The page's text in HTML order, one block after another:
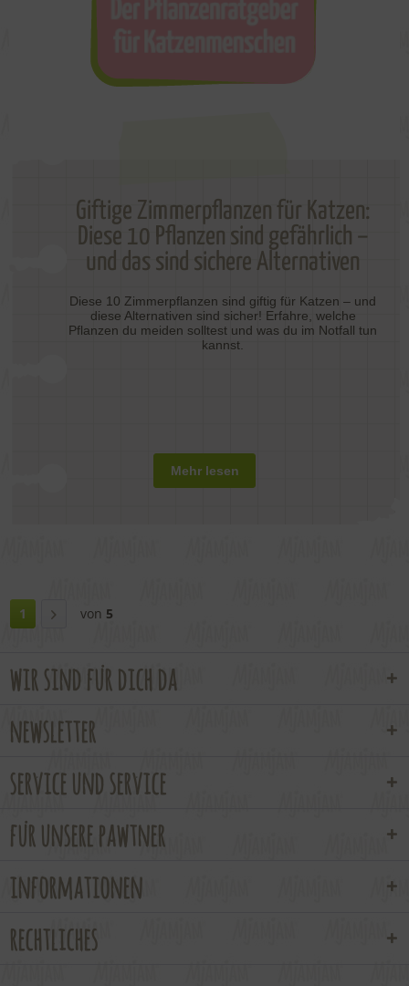
Giftige Zimmerpflanzen für Katzen:
Diese 10 Pflanzen sind gefährlich –
und das sind sichere Alternativen
Diese 10 Zimmerpflanzen sind giftig für Katzen – und
diese Alternativen sind sicher! Erfahre, welche
Pflanzen du meiden solltest und was du im Notfall tun
kannst.
Mehr lesen
1 von 5
wir sind für dich da
newsletter
service und service
für unsere pawtner
informationen
rechtliches